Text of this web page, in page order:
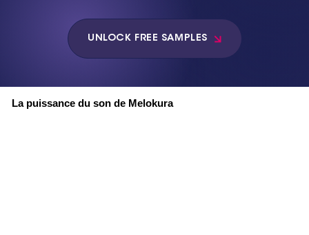
UNLOCK FREE SAMPLES
La puissance du son de Melokura